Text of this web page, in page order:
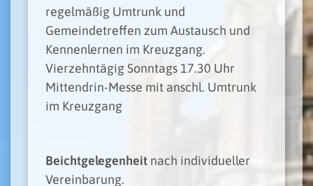
regelmäßig Umtrunk und
Gemeindetreffen zum Austausch und
Kennenlernen im Kreuzgang.
Vierzehntägig Sonntags 17.30 Uhr
Mittendrin-Messe mit anschl. Umtrunk
im Kreuzgang
Beichtgelegenheit nach individueller
Vereinbarung.